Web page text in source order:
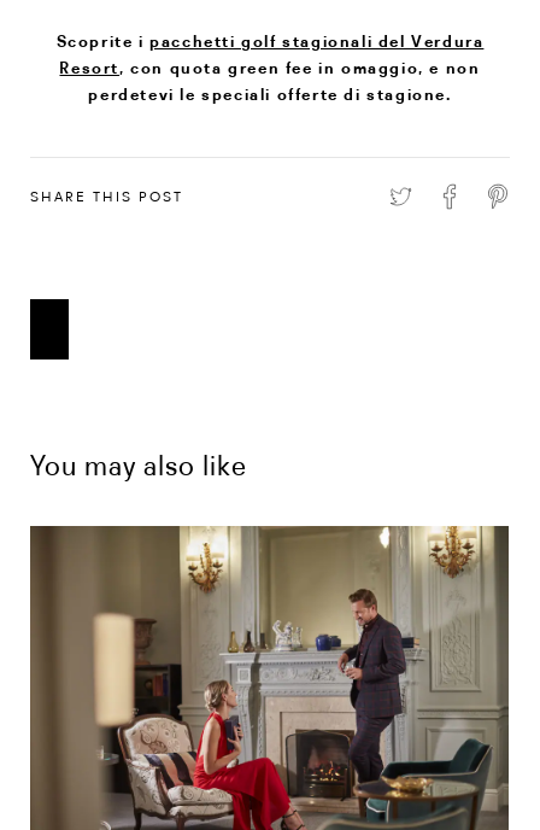
Scoprite ipacchetti golf stagionali del Verdura
Resort, con quota green fee in omaggio, e non
perdetevi le speciali offerte di stagione.
SHARE THIS POST
You may also like